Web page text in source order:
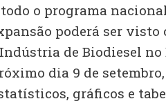
o programa
poderá ser visto
de Biodiesel no
dia 9 de
gráficos e